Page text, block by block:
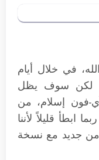
في خلال أيام
لكن سوف يظل
فون إسلام، من
ابطأ قليلاً لأننا
من جديد مع نسخة